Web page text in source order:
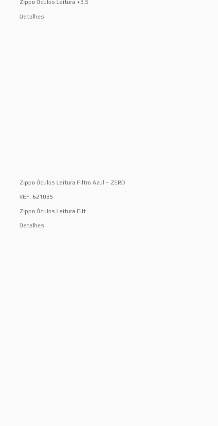
Zippo Óculos Leitura +3.5
Detalhes
Zippo Óculos Leitura Filtro Azul – ZERO
REF: 621035
Zippo Óculos Leitura Filt
Detalhes